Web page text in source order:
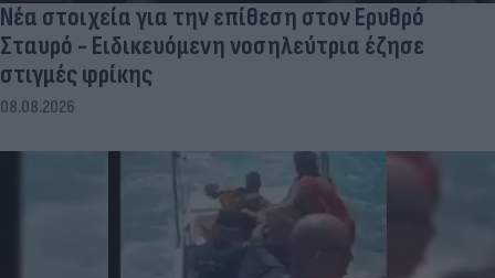
Νέα στοιχεία για την επίθεση στον Ερυθρό
Σταυρό - Ειδικευόμενη νοσηλεύτρια έζησε
στιγμές φρίκης
08.08.2026